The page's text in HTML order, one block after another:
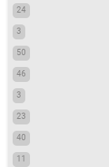
24
3
50
46
3
23
40
11